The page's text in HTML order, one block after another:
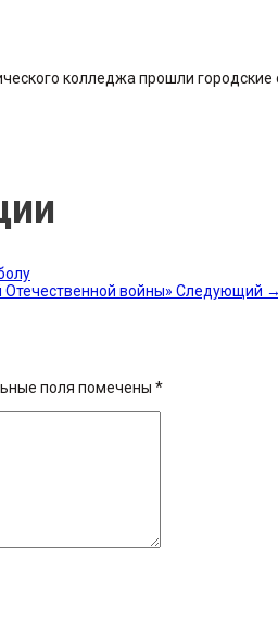
колледжа прошли
войны» Следующий →
поля помечены *